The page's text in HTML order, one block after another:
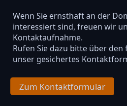
Wenn Sie ernsthaft an der
interessiert sind, freuen wir
Kontaktaufnahme.
Rufen Sie dazu bitte über
unser gesichertes
Zum Kontaktformular